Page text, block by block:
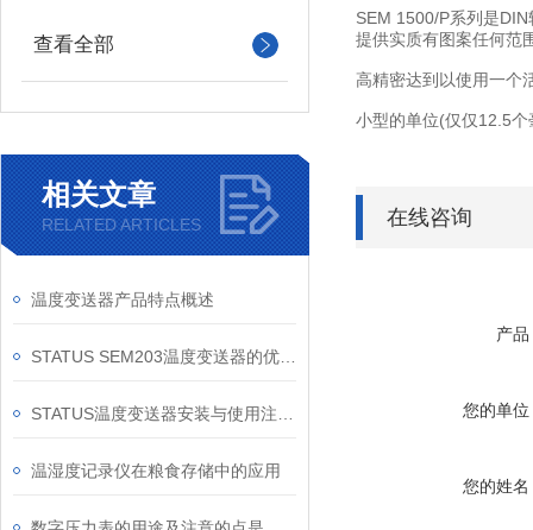
SEM 1500/P系列是
提供实质有图案任何
高精密达到以使用一个
小型的单位(仅仅12.5
在线咨询
产品
您的单位
您的姓名
查看全部
相关文章
RELATED ARTICLES
温度变送器产品特点概述
温湿度记录仪在粮食存储中的应用